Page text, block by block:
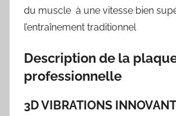
du muscle à une vitesse bien
l’entraînement traditionnel
Description de la
professionnelle
3D VIBRATIONS